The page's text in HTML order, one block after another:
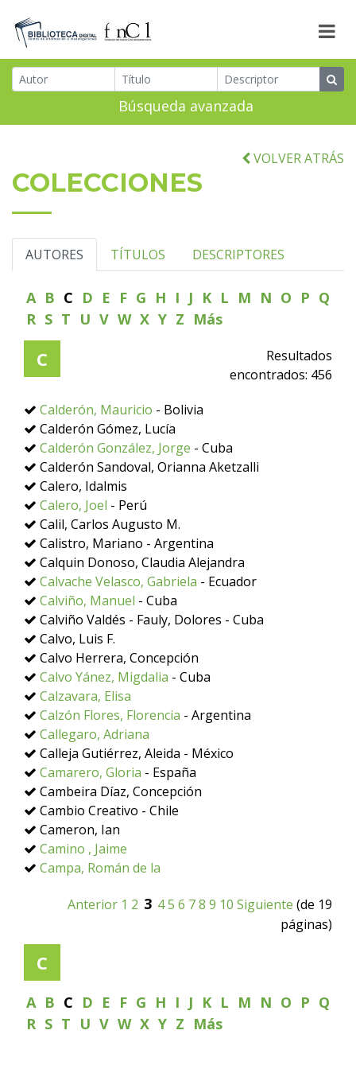
Búsqueda avanzada
VOLVER ATRÁS
COLECCIONES
AUTORES TÍTULOS DESCRIPTORES
A B C D E F G H I J K L M N O P Q
R S T U V W X Y Z Más
C
Resultados
encontrados: 456
Calderón, Mauricio - Bolivia
Calderón Gómez, Lucía
Calderón González, Jorge - Cuba
Calderón Sandoval, Orianna Aketzalli
Calero, Idalmis
Calero, Joel - Perú
Calil, Carlos Augusto M.
Calistro, Mariano - Argentina
Calquin Donoso, Claudia Alejandra
Calvache Velasco, Gabriela - Ecuador
Calviño, Manuel - Cuba
Calviño Valdés - Fauly, Dolores - Cuba
Calvo, Luis F.
Calvo Herrera, Concepción
Calvo Yánez, Migdalia - Cuba
Calzavara, Elisa
Calzón Flores, Florencia - Argentina
Callegaro, Adriana
Calleja Gutiérrez, Aleida - México
Camarero, Gloria - España
Cambeira Díaz, Concepción
Cambio Creativo - Chile
Cameron, Ian
Camino , Jaime
Campa, Román de la
Anterior 1 2 3 45 6 78 9 10 Siguiente (de 19
páginas)
C
A B C D E F G H I J K L M N O P Q
R S T U V W X Y Z Más